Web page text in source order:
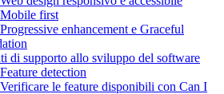
first
enhancement e Graceful
di supporto allo sviluppo del software
detection
le feature disponibili con Can I